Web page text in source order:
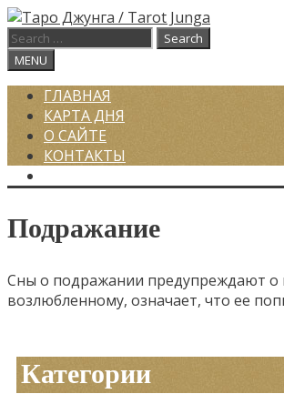
Skip
to
content
Search
for:
Search
MENU
ГЛАВНАЯ
КАРТА ДНЯ
О САЙТЕ
КОНТАКТЫ
Подражание
Сны о подражании предупреждают
возлюбленному, означает, что ее
Категории